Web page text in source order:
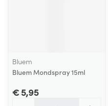
Bluem
Bluem Mondspray 15ml
€ 5,95